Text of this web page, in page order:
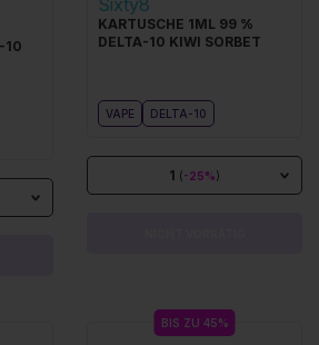
10
KARTUSCHE 1ML 99 %
DELTA-10 KIWI SORBET
VAPE DELTA-10
1 (-25%)
BIS ZU 45%